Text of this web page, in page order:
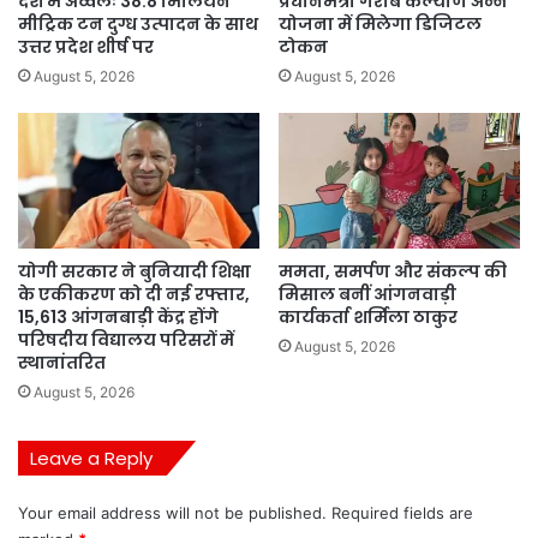
मीट्रिक टन दुग्ध उत्पादन के साथ
उत्तर प्रदेश शीर्ष पर
August 5, 2026
योजना में मिलेगा डिजिटल
टोकन
August 5, 2026
योगी सरकार ने बुनियादी शिक्षा
के एकीकरण को दी नई रफ्तार,
15,613 आंगनबाड़ी केंद्र होंगे
परिषदीय विद्यालय परिसरों में
स्थानांतरित
August 5, 2026
ममता, समर्पण और संकल्प की
मिसाल बनीं आंगनवाड़ी
कार्यकर्ता शर्मिला ठाकुर
August 5, 2026
Leave a Reply
Your email address will not be published. Required fields are